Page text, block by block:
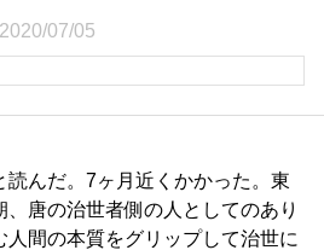
2020/07/05
読んだ。7ヶ月近くかかった。東
、唐の治世者側の人としてのあり
人間の本質をグリップして治世に